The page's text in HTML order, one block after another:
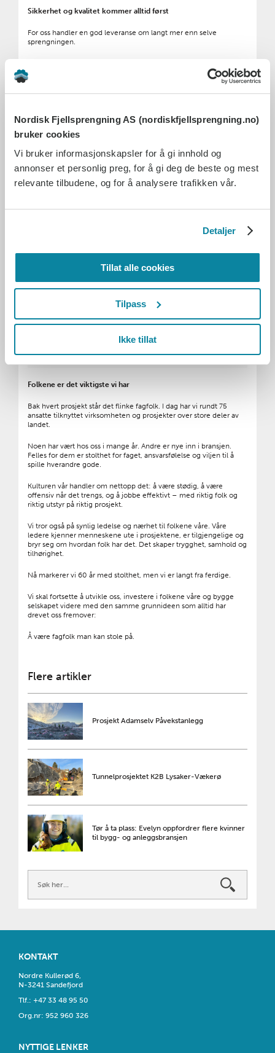
Nordisk Fjellsprengning AS (nordiskfjellsprengning.no)
bruker cookies
Vi bruker informasjonskapsler for å gi innhold og
annonser et personlig preg, for å gi deg de beste og mest
relevante tilbudene, og for å analysere trafikken vår.
Detaljer
Tillat alle cookies
Tilpass
Ikke tillat
Sikkerhet og kvalitet kommer alltid først
For oss handler en god leveranse om langt mer enn selve
sprengningen.
er avgjørende for at et prosjekt skal lykkes, både for oss og
kunden. Kravene i bransjen har utviklet seg enormt siden 1966, og
sikkerhet kommer alltid først.
eneste alvorlig personskade i selskapet. Det er ikke tilfeldig. Det er
resultatet av langsiktig arbeid, gode rutiner og dyktige folk som tar
ansvar – hver eneste dag.
Foto: Tor O. Iversen / Avinor
Folkene er det viktigste vi har
Bak hvert prosjekt står det flinke fagfolk. I dag har vi rundt 75
ansatte tilknyttet virksomheten og prosjekter over store deler av
landet.
Noen har vært hos oss i mange år. Andre er nye inn i bransjen.
Felles for dem er stolthet for faget, ansvarsfølelse og viljen til å
spille hverandre gode.
Kulturen vår handler om nettopp det: å være stødig, å være
offensiv når det trengs, og å jobbe effektivt – med riktig folk og
riktig utstyr på riktig prosjekt.
Vi tror også på synlig ledelse og nærhet til folkene våre. Våre
ledere kjenner menneskene ute i prosjektene, er tilgjengelige og
bryr seg om hvordan folk har det. Det skaper trygghet, samhold og
tilhørighet.
Nå markerer vi 60 år med stolthet, men vi er langt fra ferdige.
Vi skal fortsette å utvikle oss, investere i folkene våre og bygge
selskapet videre med den samme grunnideen som alltid har
drevet oss fremover:
Å være fagfolk man kan stole på.
Flere artikler
Prosjekt Adamselv Påvekstanlegg
Tunnelprosjektet K2B Lysaker-Vækerø
Tør å ta plass: Evelyn oppfordrer flere kvinner
til bygg- og anleggsbransjen
KONTAKT
Nordre Kullerød 6,
N-3241 Sandefjord
Tlf.: +47 33 48 95 50
​Org.nr: 952 960 326
NYTTIGE LENKER